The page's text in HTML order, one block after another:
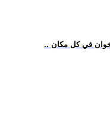
في كل مكان